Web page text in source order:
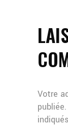
Votre
publiée.